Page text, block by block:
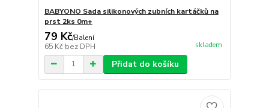
BABYONO Sada silikonových zubních kartáčků na
prst 2ks 0m+
79 Kč/Balení
65 Kč bez DPH skladem
Přidat do košíku